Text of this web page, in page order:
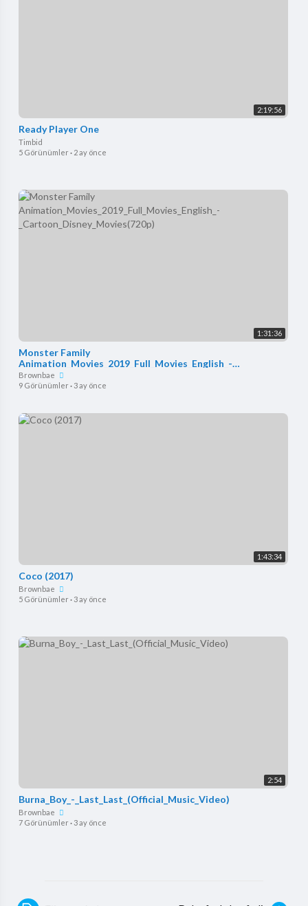
2:19:56
Ready Player One
Timbid
5 Görünümler · 2 ay önce
1:31:36
Monster Family
Animation_Movies_2019_Full_Movies_English_-
_Cartoon_Disney_Movies(720p)
Brownbae
9 Görünümler · 3 ay önce
1:43:34
Coco (2017)
Brownbae
5 Görünümler · 3 ay önce
2:54
Burna_Boy_-_Last_Last_(Official_Music_Video)
Brownbae
7 Görünümler · 3 ay önce